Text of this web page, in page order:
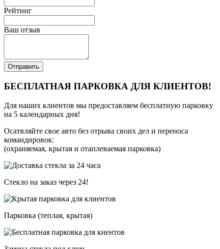
Рейтинг
Ваш отзыв
Отправить
БЕСПЛАТНАЯ ПАРКОВКА ДЛЯ КЛИЕНТОВ!
Для наших клиентов мы предоставляем бесплатную парковку
на 5 календарных дня!
Осатвляйте свое авто без отрыва своих дел и переноса
командировок:
(охраняемая, крытая и отаплеваемая парковка)
Стекло на заказ через 24!
Парковка (теплая, крытая)